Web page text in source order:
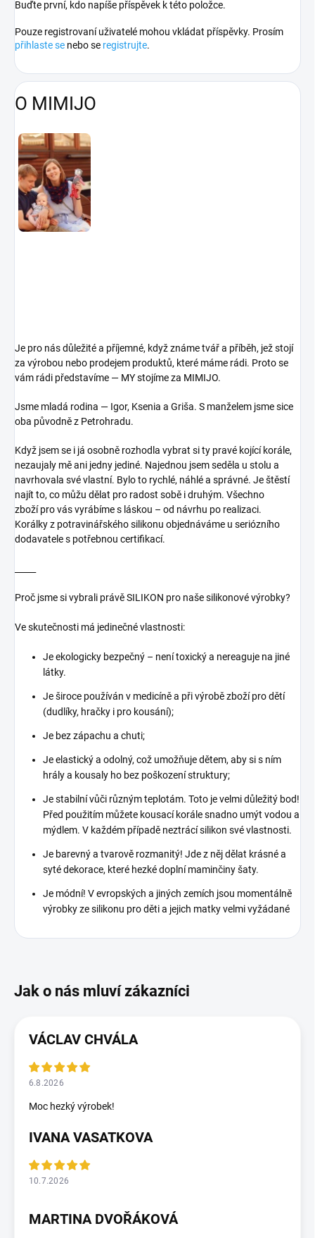
Buďte první, kdo napíše příspěvek k této položce.
Pouze registrovaní uživatelé mohou vkládat příspěvky. Prosím
přihlaste se nebo se registrujte.
O MIMIJO
Je pro nás důležité a příjemné, když známe tvář a příběh, jež stojí
za výrobou nebo prodejem produktů, které máme rádi. Proto se
vám rádi představíme — MY stojíme za MIMIJO.
Jsme mladá rodina — Igor, Ksenia a Griša. S manželem jsme sice
oba původně z Petrohradu.
Když jsem se i já osobně rozhodla vybrat si ty pravé kojící korále,
nezaujaly mě ani jedny jediné. Najednou jsem seděla u stolu a
navrhovala své vlastní. Bylo to rychlé, náhlé a správné. Je štěstí
najít to, co můžu dělat pro radost sobě i druhým. Všechno
zboží pro vás vyrábíme s láskou – od návrhu po realizaci.
Korálky z potravinářského silikonu objednáváme u seriózního
dodavatele s potřebnou certifikací.
Proč jsme si vybrali právě SILIKON pro naše silikonové výrobky?
Ve skutečnosti má jedinečné vlastnosti:
Je ekologicky bezpečný – není toxický a nereaguje na jiné
látky.
Je široce používán v medicíně a při výrobě zboží pro dětí
(dudlíky, hračky i pro kousání);
Je bez zápachu a chuti;
Je elastický a odolný, což umožňuje dětem, aby si s ním
hrály a kousaly ho bez poškození struktury;
Je stabilní vůči různým teplotám. Toto je velmi důležitý bod!
Před použitím můžete kousací korále snadno umýt vodou a
mýdlem. V každém případě neztrácí silikon své vlastnosti.
Je barevný a tvarově rozmanitý! Jde z něj dělat krásné a
syté dekorace, které hezké doplní maminčiny šaty.
Je módní! V evropských a jiných zemích jsou momentálně
výrobky ze silikonu pro děti a jejich matky velmi vyžádané
VÁCLAV CHVÁLA
6.8.2026
Moc hezký výrobek!
IVANA VASATKOVA
10.7.2026
MARTINA DVOŘÁKOVÁ